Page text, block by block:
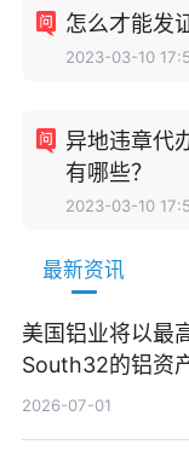
怎么才能发
2023-03-10
异地违章代
有哪些？
2023-03-10
最新资讯
美国铝业将以最
South32的铝资
2026-07-01